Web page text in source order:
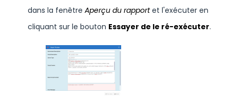
dans la fenêtre Aperçu du rapportet l'exécuter en
cliquant sur le bouton Essayer de le ré-exécuter.